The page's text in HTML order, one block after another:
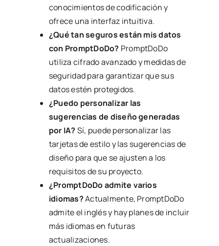
conocimientos de codificación y
ofrece una interfaz intuitiva.
¿Qué tan seguros están mis datos
con PromptDoDo? PromptDoDo
utiliza cifrado avanzado y medidas de
seguridad para garantizar que sus
datos estén protegidos.
¿Puedo personalizar las
sugerencias de diseño generadas
por IA? Sí, puede personalizar las
tarjetas de estilo y las sugerencias de
diseño para que se ajusten a los
requisitos de su proyecto.
¿PromptDoDo admite varios
idiomas?Actualmente, PromptDoDo
admite el inglés y hay planes de incluir
más idiomas en futuras
actualizaciones.